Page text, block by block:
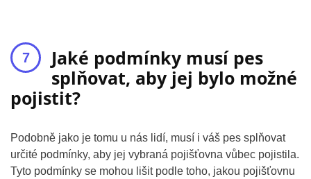
Jaké podmínky musí pes
splňovat, aby jej bylo možné
pojistit?
Podobně jako je tomu u nás lidí, musí i váš pes splňovat
určité podmínky, aby jej vybraná pojišťovna vůbec pojistila.
Tyto podmínky se mohou lišit podle toho, jakou pojišťovnu